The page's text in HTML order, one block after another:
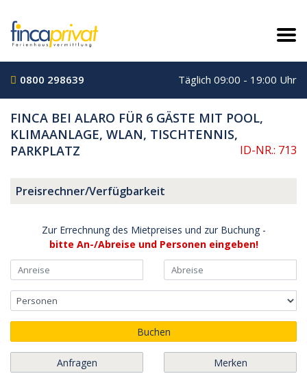
0800 298639 Täglich 09:00 - 19:00 Uhr
FINCA BEI ALARO FÜR 6 GÄSTE MIT POOL,
KLIMAANLAGE, WLAN, TISCHTENNIS,
PARKPLATZ
ID-NR.: 713
Preisrechner/Verfügbarkeit
Zur Errechnung des Mietpreises und zur Buchung -
bitte An-/Abreise und Personen eingeben!
Buchen
Anfragen Merken